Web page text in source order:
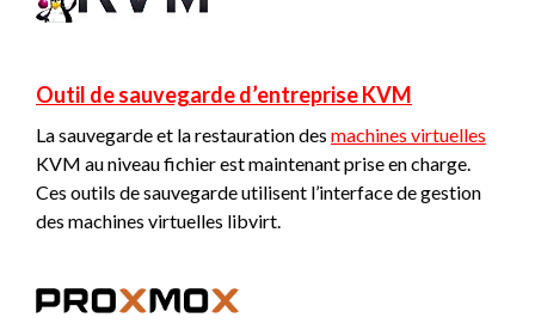
Outil de sauvegarde d’entreprise KVM
La sauvegarde et la restauration des machines virtuelles
KVM au niveau fichier est maintenant prise en charge.
Ces outils de sauvegarde utilisent l’interface de gestion
des machines virtuelles libvirt.